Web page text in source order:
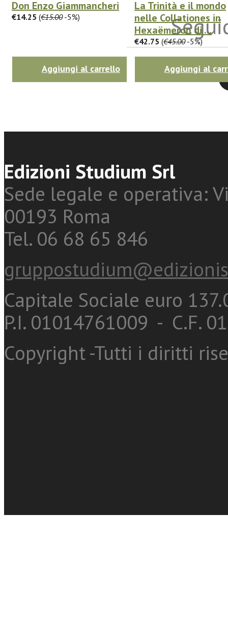
Don Enzo Giammancheri
€14.25 (€15.00-5%)
Aggiungi al carrello
La Trinità e il mondo
nelle Collationes in
Hexaëmeron di ...
€42.75 (€45.00-5%)
Aggiungi al
Edizioni Studium Srl
Sede legale e operativa:
00193 Roma
Tel. 06 68 65 846
Capitale Sociale euro
P.I. 01014761009 - C.F.
Copyright -Tutti i diritti